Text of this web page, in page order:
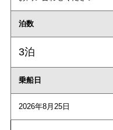
泊数
3泊
乗船日
2026年8月25日